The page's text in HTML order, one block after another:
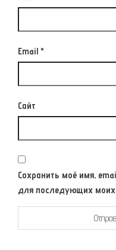
Email *
Сайт
Сохранить моё имя,
для последующих